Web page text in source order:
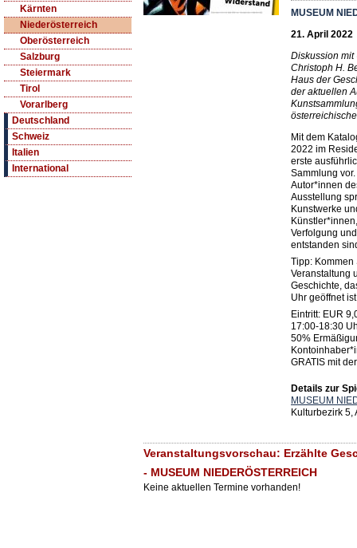
Kärnten
Niederösterreich
Oberösterreich
Salzburg
Steiermark
Tirol
Vorarlberg
Deutschland
Schweiz
Italien
International
MUSEUM
21. April 2022
Diskussion mit
Christoph H.
Haus der
der aktuellen
Mit dem
2022 im
erste
Sammlung
Autor*innen
Ausstellung
Kunstwerke
Verfolgung
entstanden
Tipp: Kommen
Veranstaltung
Geschichte,
Uhr geöffnet
Eintritt: EUR
17:00-18:30
50%
GRATIS mit
Details zur
MUSEUM
Kulturbezirk 5,
Veranstaltungsvorschau: Erzählte
- MUSEUM NIEDERÖSTERREICH
Keine aktuellen Termine vorhanden!